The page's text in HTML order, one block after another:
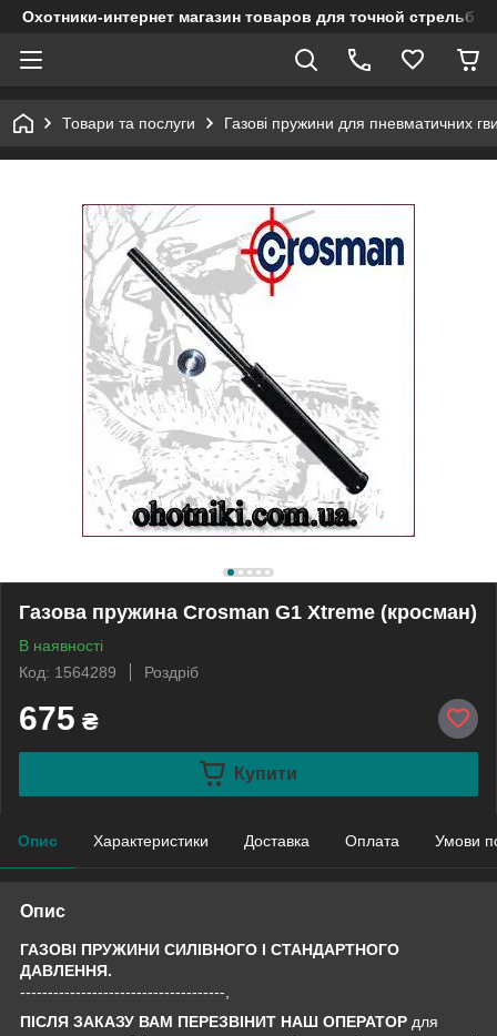
Охотники-интернет магазин товаров для точной стрельбы
Товари та послуги Газові пружини для пневматичних
Газова пружина Crosman G1 Xtreme (кросман)
В наявності
Код: 1564289
Роздріб
675 ₴
Купити
Опис Характеристики Доставка Оплата Умови
Опис
ГАЗОВІ ПРУЖИНИ СИЛІВНОГО І СТАНДАРТНОГО
ДАВЛЕННЯ.
-------------------------------------,
ПІСЛЯ ЗАКАЗУ ВАМ ПЕРЕЗВІНИТ НАШ ОПЕРАТОР для